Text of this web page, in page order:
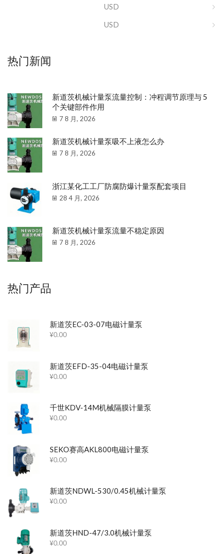
USD
USD
热门新闻
新道茨机械计量泵流量控制：冲程调节原理与 5
个关键部件作用
7 8 月, 2026
新道茨机械计量泵吸不上液怎么办
7 8 月, 2026
浙江某化工工厂防腐防爆计量泵配套项目
28 4 月, 2026
新道茨机械计量泵流量不稳定原因
7 8 月, 2026
热门产品
新道茨EC-03-07电磁计量泵
¥0.00
新道茨EFD-35-04电磁计量泵
¥0.00
千世KDV-14M机械隔膜计量泵
¥0.00
SEKO赛高AKL800电磁计量泵
¥0.00
新道茨NDWL-530/0.45机械计量泵
¥0.00
新道茨HND-47/3.0机械计量泵
¥0.00